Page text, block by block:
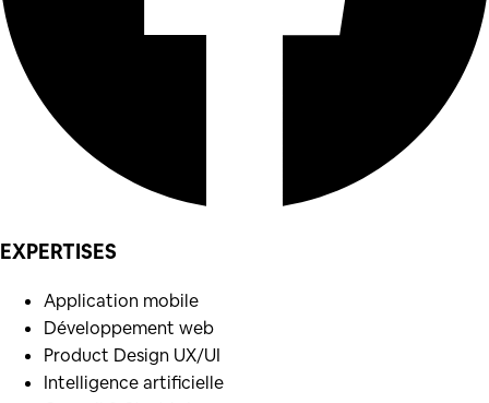
EXPERTISES
Application mobile
Développement web
Product Design UX/UI
Intelligence artificielle